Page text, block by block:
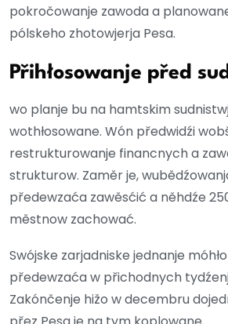
pokročowanje zawoda a
pólskeho zhotowjerja Pesa.
Přihłosowanje před
wo planje bu na hamtskim
wothłosowane. Wón předwidźi
restrukturowanje financnych a
strukturow. Zaměr je,
předewzaća zawěsćić a něhdźe
městnow zachować.
Swójske zarjadniske jednanje
předewzaća w přichodnych
Zakónčenje hižo w decembru